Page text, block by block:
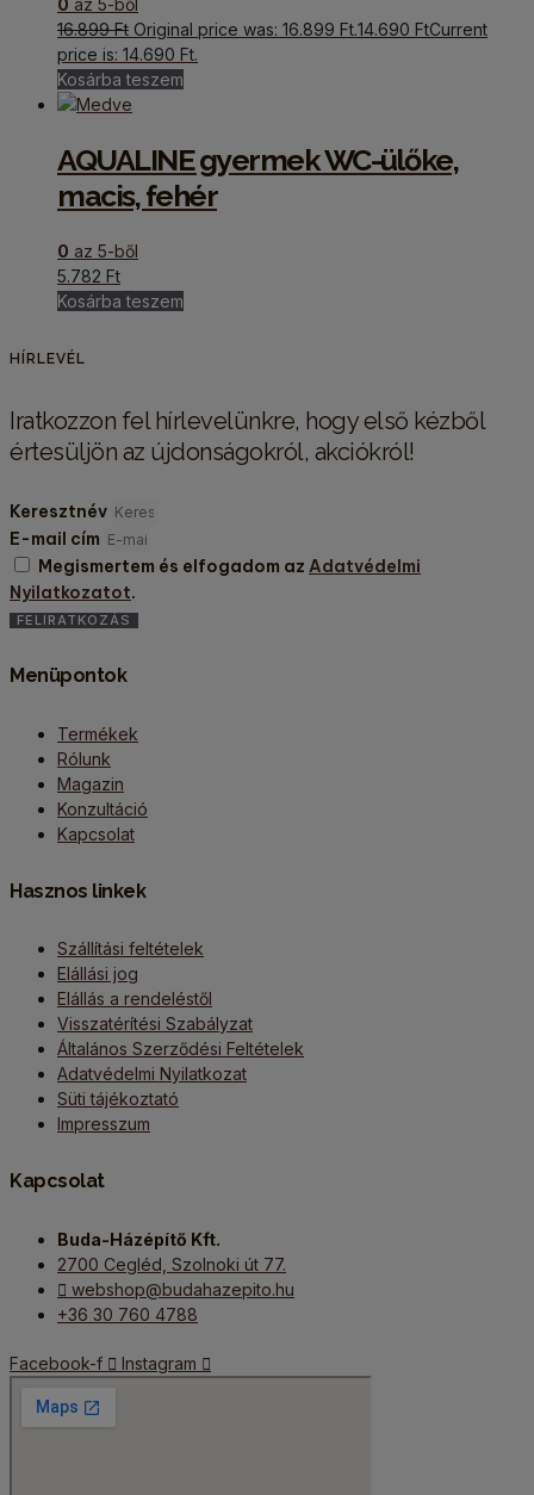
0 az 5-ből
16.899Ft Original price was: 16.899 Ft.14.690 FtCurrent
price is: 14.690 Ft.
Kosárba teszem
AQUALINE gyermek WC-ülőke,
macis, fehér
0 az 5-ből
5.782 Ft
Kosárba teszem
HÍRLEVÉL
Iratkozzon fel hírlevelünkre, hogy első kézből
értesüljön az újdonságokról, akciókról!
Keresztnév
E-mail cím
Megismertem és elfogadom az Adatvédelmi
Nyilatkozatot.
FELIRATKOZÁS
Menüpontok
Termékek
Rólunk
Magazin
Konzultáció
Kapcsolat
Hasznos linkek
Szállítási feltételek
Elállási jog
Elállás a rendeléstől
Visszatérítési Szabályzat
Általános Szerződési Feltételek
Adatvédelmi Nyilatkozat
Süti tájékoztató
Impresszum
Kapcsolat
Buda-Házépítő Kft.
2700 Cegléd, Szolnoki út 77.
webshop@budahazepito.hu
+36 30 760 4788
Facebook-f Instagram